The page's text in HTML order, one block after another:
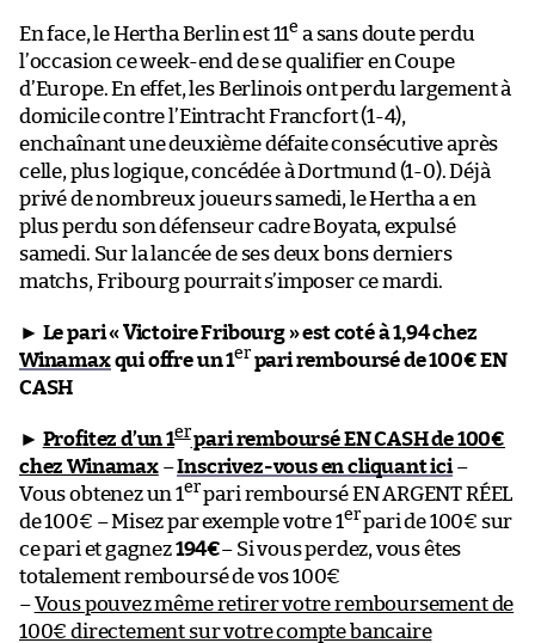
En face, le Hertha Berlin est 11e a sans doute perdu
l’occasion ce week-end de se qualifier en Coupe
d’Europe. En effet, les Berlinois ont perdu largement à
domicile contre l’Eintracht Francfort (1-4),
enchaînant une deuxième défaite consécutive après
celle, plus logique, concédée à Dortmund (1-0). Déjà
privé de nombreux joueurs samedi, le Hertha a en
plus perdu son défenseur cadre Boyata, expulsé
samedi. Sur la lancée de ses deux bons derniers
matchs, Fribourg pourrait s’imposer ce mardi.
► Le pari « Victoire Fribourg » est coté à 1,94 chez
Winamaxqui offre un 1er pari remboursé de 100€ EN
CASH
► Profitez d’un 1erpari remboursé EN CASH de 100€
chez Winamax–Inscrivez-vous en cliquant ici–
Vous obtenez un 1erpari remboursé EN ARGENT RÉEL
de 100€ – Misez par exemple votre 1erpari de 100€ sur
ce pari et gagnez194€– Si vous perdez, vous êtes
totalement remboursé de vos 100€
–Vous pouvez même retirer votre remboursement de
100€ directement sur votre compte bancaire